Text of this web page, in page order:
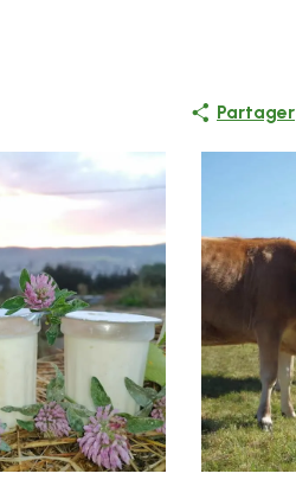
Partager